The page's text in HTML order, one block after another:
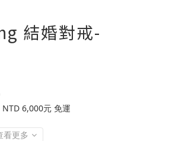
結婚對戒-
6,000元 免運
看更多